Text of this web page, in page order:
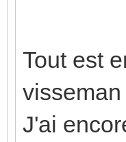
Tout est
J'ai